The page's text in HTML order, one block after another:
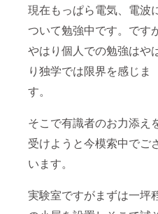
現在もっぱら電気、電波
ついて勉強中です。です
やはり個人での勉強はや
り独学では限界を感じま
す。
そこで有識者のお力添え
受けようと今模索中でご
います。
実験室ですがまずは一坪